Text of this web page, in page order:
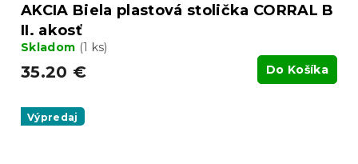
AKCIA Biela plastová stolička CORRAL B
II. akosť
Skladom (1 ks)
35.20 € Do Košíka
Výpredaj